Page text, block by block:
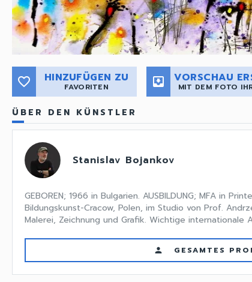
favorite_border HINZUFÜGEN ZU
FAVORITEN move_to_inbox VORSCHAU
MIT DEM FOTO
ÜBER DEN KÜNSTLER
Stanislav Bojankov
GEBOREN; 1966 in Bulgarien. AUSBILDUNG; MFA in
Bildungskunst-Cracow, Polen, im Studio von Prof.
Malerei, Zeichnung und Grafik. Wichtige internationale
person GESAMTES